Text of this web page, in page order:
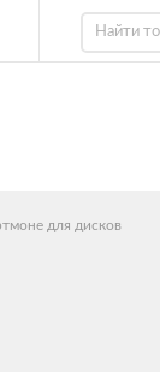
для дисков